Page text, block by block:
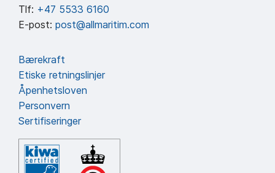
Tlf: +47 5533 6160
E-post: post@allmaritim.com
Bærekraft
Etiske retningslinjer
Åpenhetsloven
Personvern
Sertifiseringer